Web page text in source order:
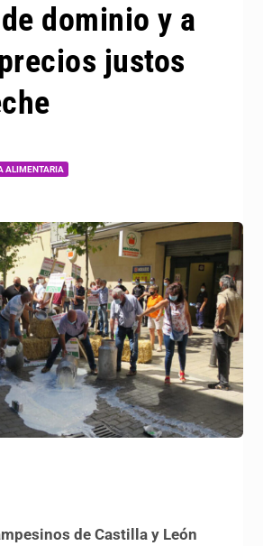
dominio y a
justos
ALIMENTARIA
de Castilla y León